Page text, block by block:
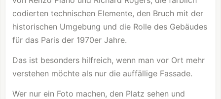
codierten technischen Elemente, den Bruch mit der
historischen Umgebung und die Rolle des Gebäudes
für das Paris der 1970er Jahre.
Das ist besonders hilfreich, wenn man vor Ort mehr
verstehen möchte als nur die auffällige Fassade.
Wer nur ein Foto machen, den Platz sehen und